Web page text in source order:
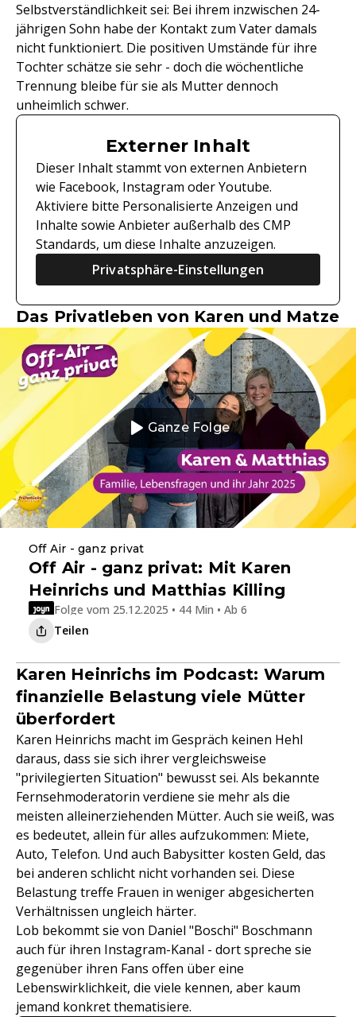
Selbstverständlichkeit sei: Bei ihrem inzwischen 24-
jährigen Sohn habe der Kontakt zum Vater damals
nicht funktioniert. Die positiven Umstände für ihre
Tochter schätze sie sehr - doch die wöchentliche
Trennung bleibe für sie als Mutter dennoch
unheimlich schwer.
Externer Inhalt
Dieser Inhalt stammt von externen Anbietern
wie Facebook, Instagram oder Youtube.
Aktiviere bitte Personalisierte Anzeigen und
Inhalte sowie Anbieter außerhalb des CMP
Standards, um diese Inhalte anzuzeigen.
Privatsphäre-Einstellungen
Das Privatleben von Karen und Matze
Ganze Folge
Off Air - ganz privat
Off Air - ganz privat: Mit Karen
Heinrichs und Matthias Killing
Folge vom 25.12.2025 • 44 Min • Ab 6
Teilen
Karen Heinrichs im Podcast: Warum
finanzielle Belastung viele Mütter
überfordert
Karen Heinrichs macht im Gespräch keinen Hehl
daraus, dass sie sich ihrer vergleichsweise
"privilegierten Situation" bewusst sei. Als bekannte
Fernsehmoderatorin verdiene sie mehr als die
meisten alleinerziehenden Mütter. Auch sie weiß, was
es bedeutet, allein für alles aufzukommen: Miete,
Auto, Telefon. Und auch Babysitter kosten Geld, das
bei anderen schlicht nicht vorhanden sei. Diese
Belastung treffe Frauen in weniger abgesicherten
Verhältnissen ungleich härter.
Lob bekommt sie von Daniel "Boschi" Boschmann
auch für ihren Instagram-Kanal - dort spreche sie
gegenüber ihren Fans offen über eine
Lebenswirklichkeit, die viele kennen, aber kaum
jemand konkret thematisiere.